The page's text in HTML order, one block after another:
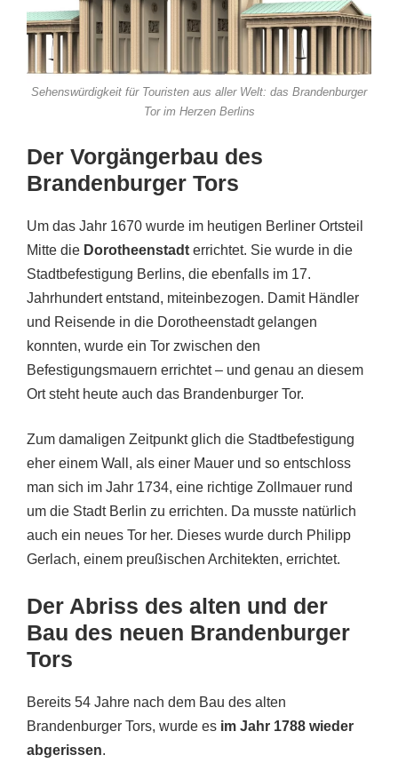
Sehenswürdigkeit für Touristen aus aller Welt: das Brandenburger
Tor im Herzen Berlins
Der Vorgängerbau des
Brandenburger Tors
Um das Jahr 1670 wurde im heutigen Berliner Ortsteil
Mitte die Dorotheenstadt errichtet. Sie wurde in die
Stadtbefestigung Berlins, die ebenfalls im 17.
Jahrhundert entstand, miteinbezogen. Damit Händler
und Reisende in die Dorotheenstadt gelangen
konnten, wurde ein Tor zwischen den
Befestigungsmauern errichtet – und genau an diesem
Ort steht heute auch das Brandenburger Tor.
Zum damaligen Zeitpunkt glich die Stadtbefestigung
eher einem Wall, als einer Mauer und so entschloss
man sich im Jahr 1734, eine richtige Zollmauer rund
um die Stadt Berlin zu errichten. Da musste natürlich
auch ein neues Tor her. Dieses wurde durch Philipp
Gerlach, einem preußischen Architekten, errichtet.
Der Abriss des alten und der
Bau des neuen Brandenburger
Tors
Bereits 54 Jahre nach dem Bau des alten
Brandenburger Tors, wurde es im Jahr 1788 wieder
abgerissen.